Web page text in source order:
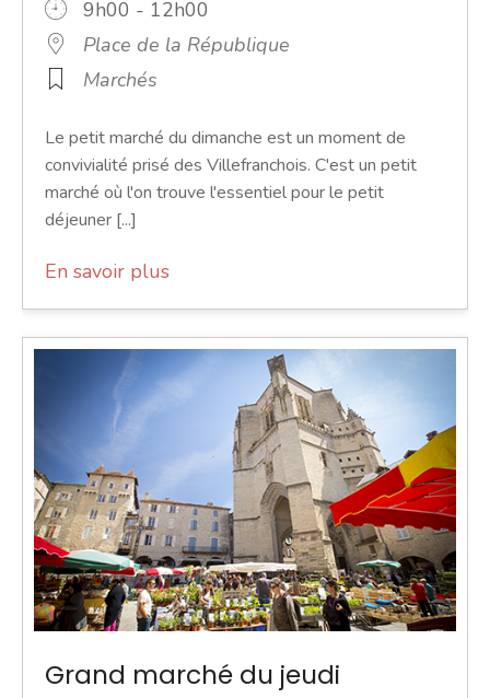
9h00 - 12h00
Place de la République
Marchés
Le petit marché du dimanche est un moment de
convivialité prisé des Villefranchois. C'est un petit
marché où l'on trouve l'essentiel pour le petit
déjeuner [...]
En savoir plus
Grand marché du jeudi